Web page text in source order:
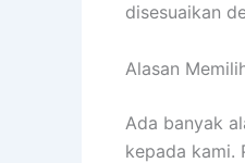
disesuaikan
Alasan
Ada banyak
kepada kami.